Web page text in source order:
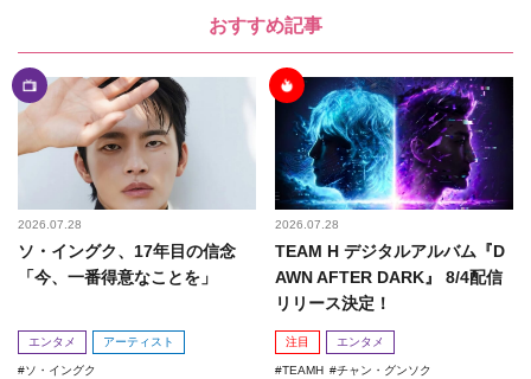
おすすめ記事
2026.07.28
ソ・イングク、17年目の信念
「今、一番得意なことを」
エンタメ アーティスト
ソ・イングク
2026.07.28
TEAM H デジタルアルバム『D
AWN AFTER DARK』 8/4配信
リリース決定！
注目 エンタメ
TEAMH チャン・グンソク